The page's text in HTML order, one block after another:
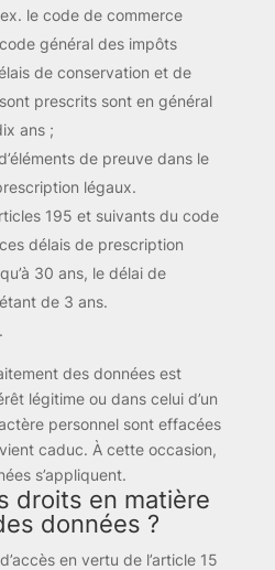
le code de commerce
général des impôts
de conservation et de
prescrits sont en général
ans ;
de preuve dans le
légaux.
195 et suivants du code
délais de prescription
30 ans, le délai de
de 3 ans.
des données est
légitime ou dans celui d’un
personnel sont effacées
caduc. À cette occasion,
s’appliquent.
droits en matière
données ?
en vertu de l’article 15